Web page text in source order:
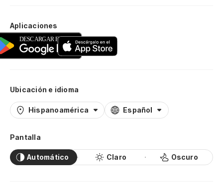
Aplicaciones
Ubicación e idioma
Hispanoamérica Español
Pantalla
Automático Claro Oscuro